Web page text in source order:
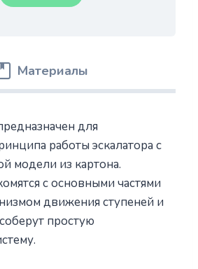
Материалы
для
работы эскалатора с
модели из картона.
с основными частями
движения ступеней и
простую